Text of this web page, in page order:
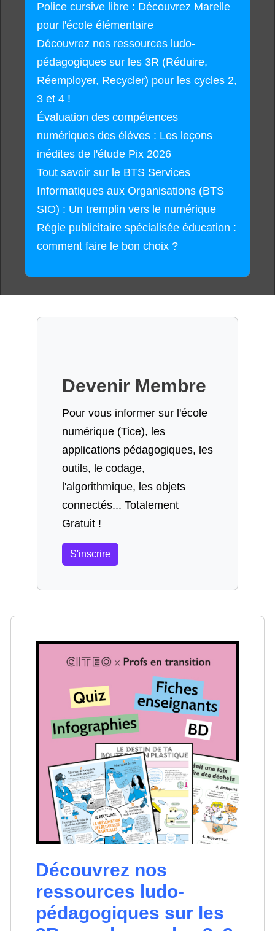
Police cursive libre : Découvrez Marelle
pour l'école élémentaire
Découvrez nos ressources ludo-
pédagogiques sur les 3R (Réduire,
Réemployer, Recycler) pour les cycles 2,
3 et 4 !
Évaluation des compétences
numériques des élèves : Les leçons
inédites de l'étude Pix 2026
Tout savoir sur le BTS Services
Informatiques aux Organisations (BTS
SIO) : Un tremplin vers le numérique
Régie publicitaire spécialisée éducation :
comment faire le bon choix ?
Devenir Membre
Pour vous informer sur l'école
numérique (Tice), les
applications pédagogiques, les
outils, le codage,
l'algorithmique, les objets
connectés... Totalement
Gratuit !
S'inscrire
Découvrez nos
ressources ludo-
pédagogiques sur les